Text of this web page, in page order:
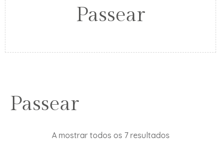
Passear
Passear
A mostrar todos os 7 resultados